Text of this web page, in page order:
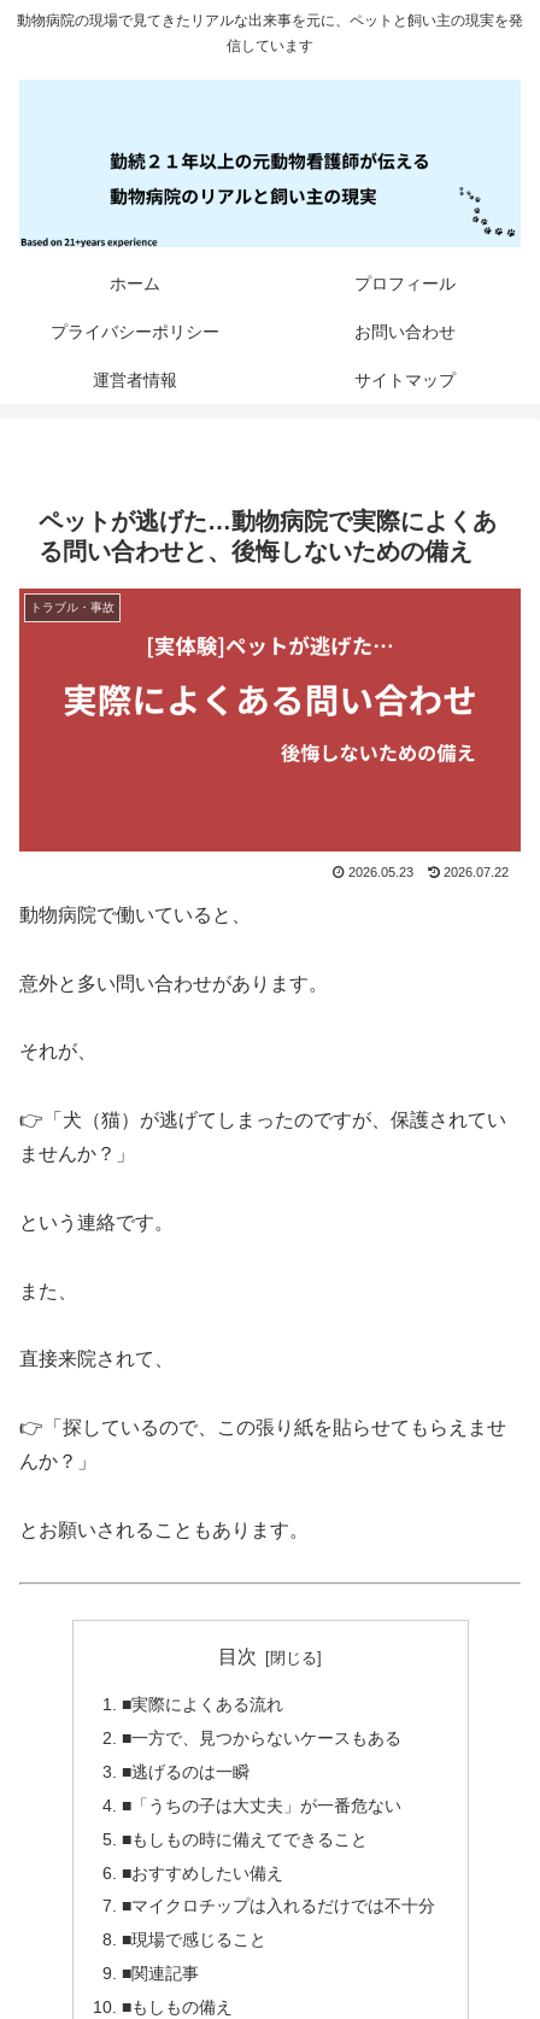
動物病院の現場で見てきたリアルな出来事を元に、ペットと飼い主の現実を発
信しています
ホーム プロフィール
プライバシーポリシー お問い合わせ
運営者情報 サイトマップ
ペットが逃げた…動物病院で実際によくあ
る問い合わせと、後悔しないための備え
トラブル・事故
2026.05.23 2026.07.22
動物病院で働いていると、
意外と多い問い合わせがあります。
それが、
👉「犬（猫）が逃げてしまったのですが、保護されてい
ませんか？」
という連絡です。
また、
直接来院されて、
👉「探しているので、この張り紙を貼らせてもらえませ
んか？」
とお願いされることもあります。
目次
■実際によくある流れ
■一方で、見つからないケースもある
■逃げるのは一瞬
■「うちの子は大丈夫」が一番危ない
■もしもの時に備えてできること
■おすすめしたい備え
■マイクロチップは入れるだけでは不十分
■現場で感じること
■関連記事
■もしもの備え